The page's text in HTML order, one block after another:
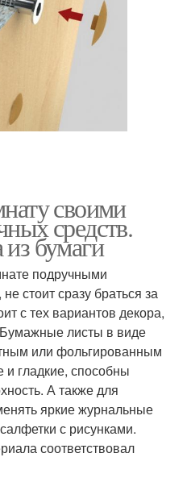
своими
средств.
бумаги
подручными
стоит сразу браться за
с тех вариантов декора,
Бумажные листы в виде
или фольгированным
гладкие, способны
А также для
яркие журнальные
с рисунками.
соответствовал